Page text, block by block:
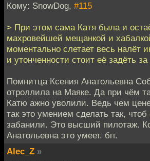
Кому: SnowDog, #115
> При этом сама Катя была и
махровейшей мещанкой и
моментально слетает весь налёт
и утонченности стоит её задёть
Помнитца Ксения Анатольевна
отроллила на Маяке. Да при чём
Катю ажно уволили. Ведь чем
так это умением сделать так, чтоб
забанили. Это высший пилотаж.
Анатольевна это умеет. бгг.
Alec_Z »